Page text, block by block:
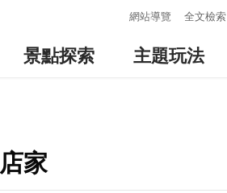
網站導覽 全文檢索
景點探索 主題玩法
家